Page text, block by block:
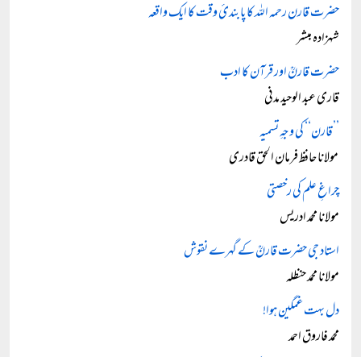
حضرت قارن رحمہ اللہ کا پابندئ وقت کا ایک واقعہ
شہزادہ مبشر
حضرت قارنؒ اور قرآن کا ادب
قاری عبد الوحید مدنی
’’قارن‘‘ کی وجہِ تسمیہ
مولانا حافظ فرمان الحق قادری
چراغِ علم کی رخصتی
مولانا محمد ادریس
استاد جی حضرت قارنؒ کے گہرے نقوش
مولانا محمد حنظلہ
دل بہت غمگین ہوا!
محمد فاروق احمد